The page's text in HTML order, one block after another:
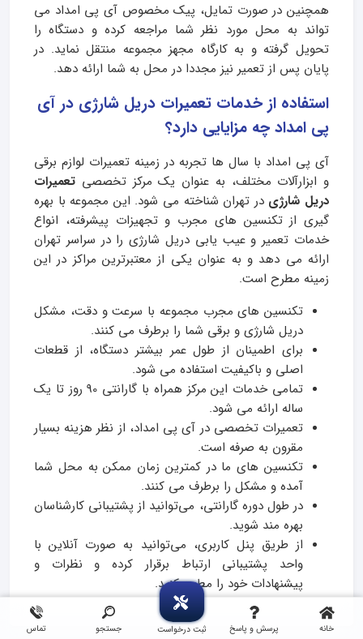
خانه پرسش و پاسخ ثبت درخواست جستجو تماس
همچنین در صورت تمایل، پیک مخصوص آی پی امداد می
تواند به محل مورد نظر شما مراجعه کرده و دستگاه را
تحویل گرفته و به کارگاه مجهز مجموعه منتقل نماید. در
پایان پس از تعمیر نیز مجددا در محل به شما ارائه دهد.
استفاده از خدمات تعمیرات دریل شارژی در آی
پی امداد چه مزایایی دارد؟
آی پی امداد با سال ها تجربه در زمینه تعمیرات لوازم برقی
و ابزارآلات مختلف، به عنوان یک مرکز تخصصی تعمیرات
دریل شارژی در تهران شناخته می‌ شود. این مجموعه با بهره‌
گیری از تکنسین‌ های مجرب و تجهیزات پیشرفته، انواع
خدمات تعمیر و عیب‌ یابی دریل شارژی را در سراسر تهران
ارائه می‌ دهد و به عنوان یکی از معتبرترین مراکز در این
زمینه مطرح است.
تکنسین‌ های مجرب مجموعه با سرعت و دقت، مشکل
دریل شارژی و برقی شما را برطرف می‌ کنند.
برای اطمینان از طول عمر بیشتر دستگاه، از قطعات
اصلی و باکیفیت استفاده می‌ شود.
تمامی خدمات این مرکز همراه با گارانتی 90 روز تا یک
ساله ارائه می‌ شود.
تعمیرات تخصصی در آی پی امداد، از نظر هزینه بسیار
مقرون به صرفه است.
تکنسین‌ های ما در کمترین زمان ممکن به محل شما
آمده و مشکل را برطرف می‌ کنند.
در طول دوره گارانتی، می‌توانید از پشتیبانی کارشناسان
بهره‌ مند شوید.
از طریق پنل کاربری، می‌توانید به صورت آنلاین با
واحد پشتیبانی ارتباط برقرار کرده و نظرات و
پیشنهادات خود را مطرح کنید.